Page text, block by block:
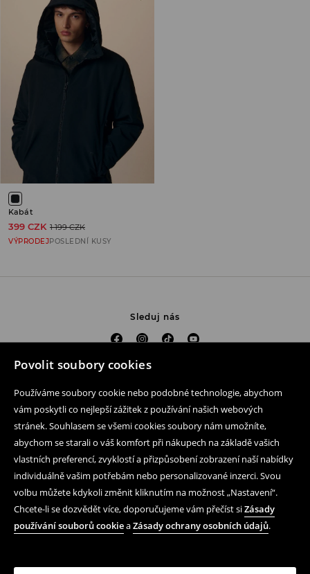
Povolit soubory cookies
Používáme soubory cookie nebo podobné technologie, abychom
vám poskytli co nejlepší zážitek z používání našich webových
stránek. Souhlasem se všemi cookies soubory nám umožníte,
abychom se starali o váš komfort při nákupech na základě vašich
vlastních preferencí, zvyklostí a přizpůsobení zobrazení naší nabídky
individuálně vašim potřebám nebo personalizované inzerci. Svou
volbu můžete kdykoli změnit kliknutím na možnost „Nastavení“.
Chcete-li se dozvědět více, doporučujeme vám přečíst siZásady
používání souborů cookieaZásady ochrany osobních údajů.
Kabát
399 CZK 1 199 CZK
VÝPRODEJPOSLEDNÍ KUSY
Sleduj nás
Pomoc a kontakt
Mobilní aplikaci
Obchodní podmínky a ochrana osobních údajů
Právní záležitosti